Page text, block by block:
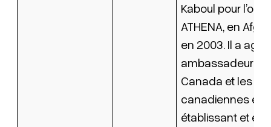
Kaboul pour
ATHENA, en
en 2003. Il a agi
ambassadeur
Canada et les
canadiennes en
établissant et en